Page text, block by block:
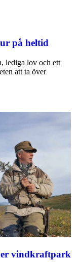
på heltid
lediga lov och ett
att ta över
vindkraftpark